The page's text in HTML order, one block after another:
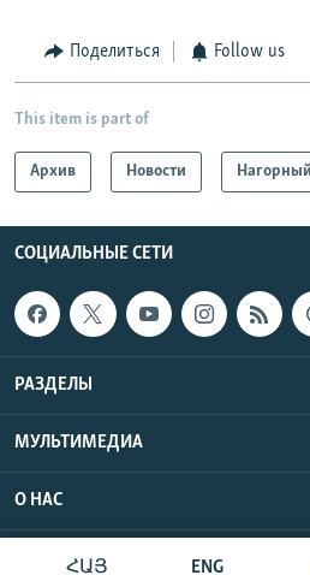
ՀԱՅ ENG
Поделиться Follow us
This item is part of
Архив Новости
СОЦИАЛЬНЫЕ СЕТИ
РАЗДЕЛЫ
МУЛЬТИМЕДИА
О НАС
Радио Азатутюн © 2026 RFE/